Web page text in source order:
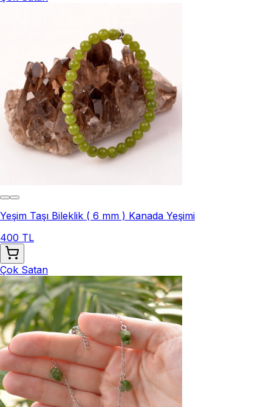
Yeşim Taşı Bileklik ( 6 mm ) Kanada Yeşimi
400 TL
Çok Satan